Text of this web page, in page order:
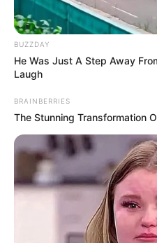
BUZZDAY
He Was Just A Step Away
Laugh
BRAINBERRIES
The Stunning Transformation